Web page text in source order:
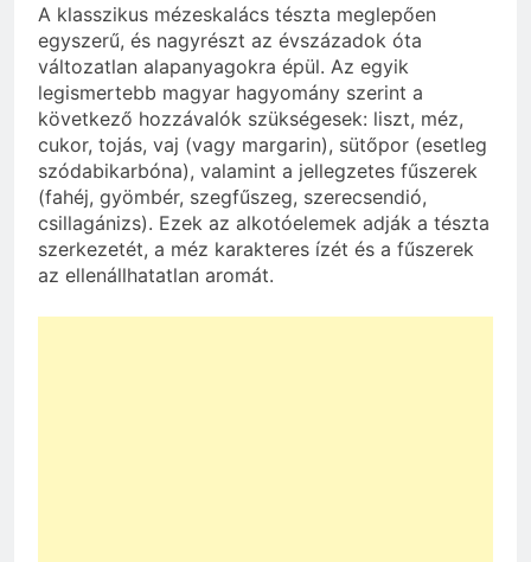
A klasszikus mézeskalács tészta meglepően
egyszerű, és nagyrészt az évszázadok óta
változatlan alapanyagokra épül. Az egyik
legismertebb magyar hagyomány szerint a
következő hozzávalók szükségesek: liszt, méz,
cukor, tojás, vaj (vagy margarin), sütőpor (esetleg
szódabikarbóna), valamint a jellegzetes fűszerek
(fahéj, gyömbér, szegfűszeg, szerecsendió,
csillagánizs). Ezek az alkotóelemek adják a tészta
szerkezetét, a méz karakteres ízét és a fűszerek
az ellenállhatatlan aromát.